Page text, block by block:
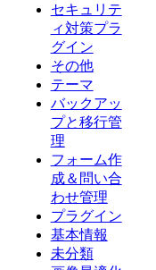
セキュリテ
ィ対策プラ
グイン
その他
テーマ
バックアッ
プと移行管
理
フォーム作
成＆問い合
わせ管理
プラグイン
基本情報
未分類